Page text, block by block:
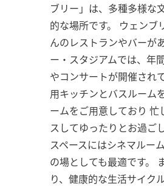
ブリー」は、多種多様な
的な場所です。 ウェンブ
んのレストランやバーが
ー・スタジアムでは、年
やコンサートが開催され
用キッチンとバスルーム
ームをご用意しており
スしてゆったりとお過ご
スペースにはシネマルー
の場としても最適です。
り、健康的な生活サイク